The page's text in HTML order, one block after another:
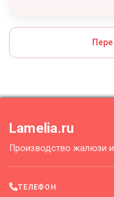
Lamelia.ru
Производство жалюзи
ТЕЛЕФОН